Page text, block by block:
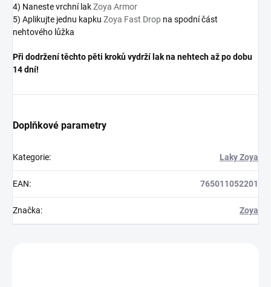
4) Naneste vrchní lakZoya Armor
5) Aplikujte jednu kapku Zoya Fast Drop na spodní část
nehtového lůžka
Při dodržení těchto pěti kroků vydrží lak na nehtech až po dobu
14 dní!
Doplňkové parametry
Kategorie: Laky Zoya
EAN: 765011052201
Značka: Zoya